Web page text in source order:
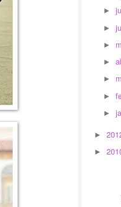
►
►
►
►
►
►
►
►
►